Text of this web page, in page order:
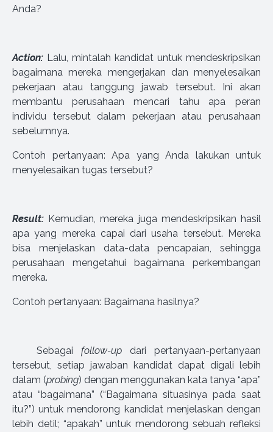
Anda?
Action: Lalu, mintalah kandidat untuk mendeskripsikan
bagaimana mereka mengerjakan dan menyelesaikan
pekerjaan atau tanggung jawab tersebut. Ini akan
membantu perusahaan mencari tahu apa peran
individu tersebut dalam pekerjaan atau perusahaan
sebelumnya.
Contoh pertanyaan: Apa yang Anda lakukan untuk
menyelesaikan tugas tersebut?
Result: Kemudian, mereka juga mendeskripsikan hasil
apa yang mereka capai dari usaha tersebut. Mereka
bisa menjelaskan data-data pencapaian, sehingga
perusahaan mengetahui bagaimana perkembangan
mereka.
Contoh pertanyaan: Bagaimana hasilnya?
Sebagai follow-up dari pertanyaan-pertanyaan
tersebut, setiap jawaban kandidat dapat digali lebih
dalam (probing) dengan menggunakan kata tanya “apa”
atau “bagaimana” (“Bagaimana situasinya pada saat
itu?”) untuk mendorong kandidat menjelaskan dengan
lebih detil; “apakah” untuk mendorong sebuah refleksi